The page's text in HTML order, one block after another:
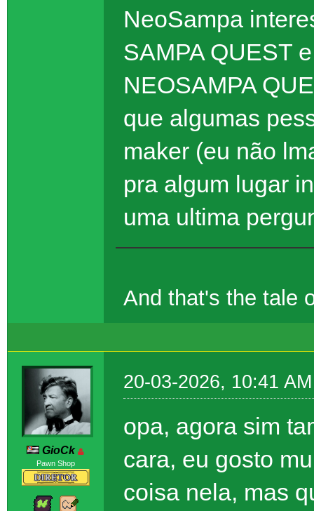
NeoSampa
SAMPA QUEST
NEOSAMPA
que algumas
maker (eu não
pra algum lugar
uma ultima
And that's the tale
GioCk
Pawn Shop
20-03-2026, 10:41 AM
opa, agora sim
cara, eu gosto
coisa nela, mas